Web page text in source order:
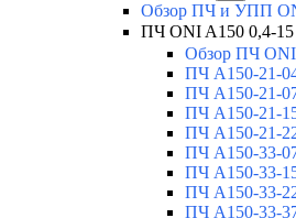
Обзор ПЧ и УПП
ПЧ ONI A150 0,4-
Обзор ПЧ
ПЧ A150-21-
ПЧ A150-21-
ПЧ A150-21-
ПЧ A150-21-
ПЧ A150-33-
ПЧ A150-33-
ПЧ A150-33-
ПЧ A150-33-